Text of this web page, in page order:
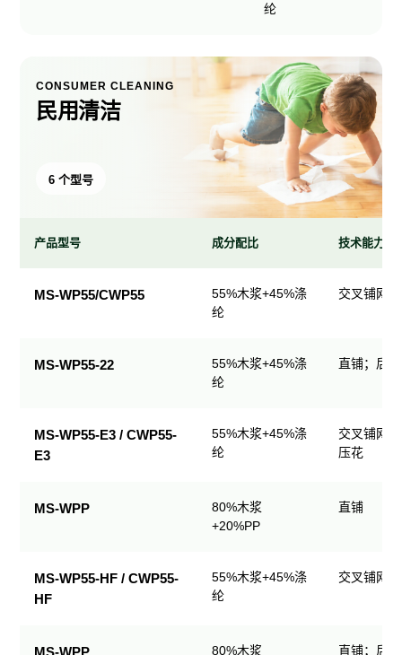
纶
CONSUMER CLEANING
民用清洁
6 个型号
产品型号 成分配比 技术能力
MS-WP55/CWP55
55%木浆+45%涤
纶
交叉铺网
MS-WP55-22
55%木浆+45%涤
纶
直铺；后
MS-WP55-E3 / CWP55-
E3
55%木浆+45%涤
纶
交叉铺网
压花
MS-WPP
80%木浆
+20%PP
直铺
MS-WP55-HF / CWP55-
HF
55%木浆+45%涤
纶
交叉铺网
MS-WPP 80%木浆 直铺；后